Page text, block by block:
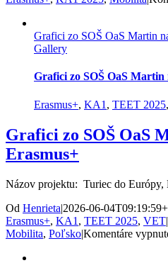
Grafici zo SOŠ OaS Martin
Gallery
Grafici zo SOŠ OaS
Erasmus+, KA1 , TEET 2025,
Grafici zo SOŠ OaS
Erasmus+
Názov projektu: Turiec do Európy,
Od Henrieta|2026-06-
Erasmus+, KA1 , TEET 2025, VET|
Mobilita, Poľsko|Komentáre